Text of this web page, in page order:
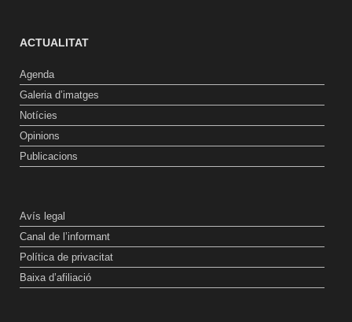
ACTUALITAT
Agenda
Galeria d’imatges
Notícies
Opinions
Publicacions
Avís legal
Canal de l’informant
Política de privacitat
Baixa d’afiliació